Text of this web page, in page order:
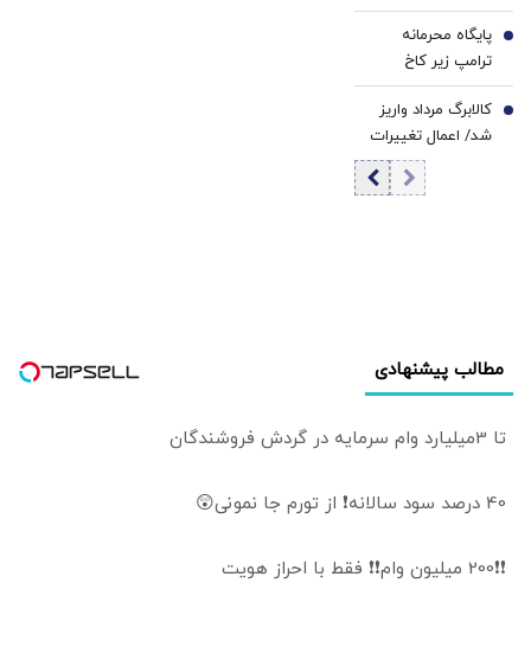
مصطفی
هاشمی‌طبا: «آخر
چه می‌شود» مربوط
به حکمرانی ناتوانی
است که آینده‌ای از
آن خود نمی‌بیند
پایگاه محرمانه
ترامپ زیر کاخ
سفید لو رفت/ حتی
نمی‌توانم درباره
آنها صحبت کنم
6
کالابرگ مرداد واریز
شد/ اعمال تغییرات
جدید در زمان بندی
7
مطالب پیشنهادی
تا 3میلیارد وام سرمایه در گردش فروشندگان
40 درصد سود سالانه❗ از تورم جا نمونی😲
❗❗200 میلیون وام❗❗ فقط با احراز هویت